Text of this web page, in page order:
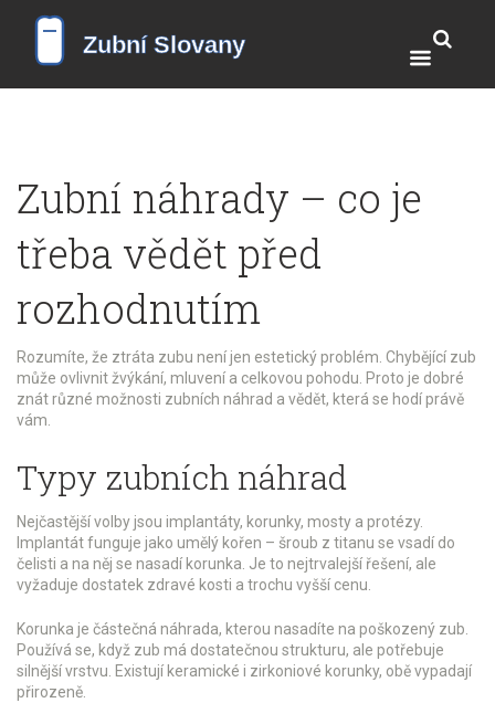
Zubní náhrady – co je
třeba vědět před
rozhodnutím
Rozumíte, že ztráta zubu není jen estetický problém. Chybějící zub
může ovlivnit žvýkání, mluvení a celkovou pohodu. Proto je dobré
znát různé možnosti zubních náhrad a vědět, která se hodí právě
vám.
Typy zubních náhrad
Nejčastější volby jsou implantáty, korunky, mosty a protézy.
Implantát funguje jako umělý kořen – šroub z titanu se vsadí do
čelisti a na něj se nasadí korunka. Je to nejtrvalejší řešení, ale
vyžaduje dostatek zdravé kosti a trochu vyšší cenu.
Korunka je částečná náhrada, kterou nasadíte na poškozený zub.
Používá se, když zub má dostatečnou strukturu, ale potřebuje
silnější vrstvu. Existují keramické i zirkoniové korunky, obě vypadají
přirozeně.